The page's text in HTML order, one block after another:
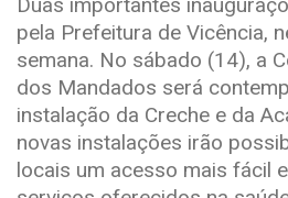
pela Prefeitura de Vicência,
semana. No sábado (14), a
dos Mandados será
instalação da Creche e da
novas instalações irão
locais um acesso mais fácil